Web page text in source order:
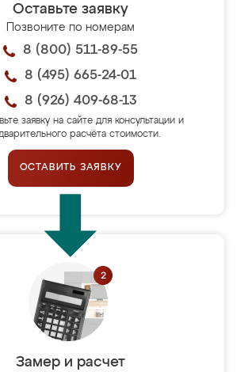
Оставьте заявку
Позвоните по номерам
8 (800) 511-89-55
8 (495) 665-24-01
8 (926) 409-68-13
заявку на сайте для консультации и
расчёта стоимости.
ОСТАВИТЬ ЗАЯВКУ
Замер и расчет